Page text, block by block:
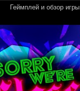
Геймплей и обзор игры